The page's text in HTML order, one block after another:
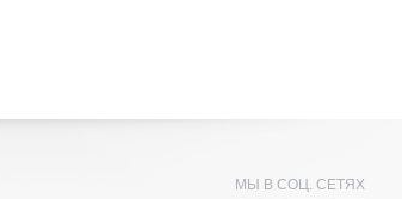
МЫ В СОЦ. СЕТЯХ